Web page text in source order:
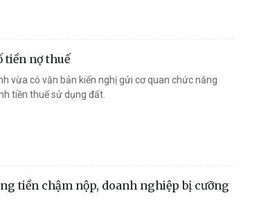
tiền nợ thuế
vừa có văn bản kiến nghị gửi cơ quan chức năng
tiền thuế sử dụng đất.
tiền chậm nộp, doanh nghiệp bị cưỡng